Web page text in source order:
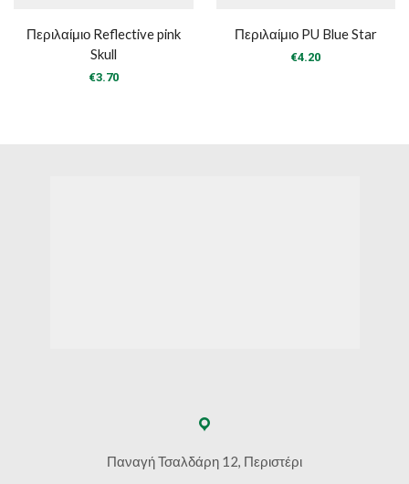
Περιλαίμιο Reflective pink
Skull
€3.70
Περιλαίμιο PU Blue Star
€4.20
Παναγή Τσαλδάρη 12, Περιστέρι